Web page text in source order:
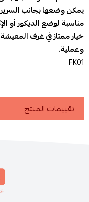
يمكن وضعها بجانب السرير
مناسبة لوضع الديكور أو
خيار ممتاز في غرف
وعملية.
FK01
تقييمات المنتج